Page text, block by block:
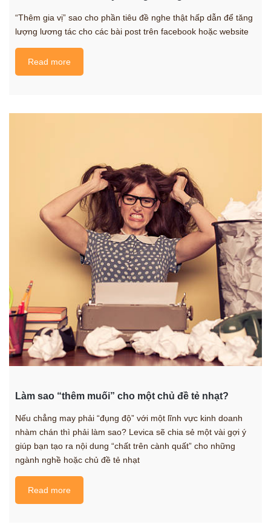
“Thêm gia vị” sao cho phần tiêu đề nghe thật hấp dẫn để tăng
lượng lương tác cho các bài post trên facebook hoặc website
Read more
Làm sao “thêm muối” cho một chủ đề tẻ nhạt?
Nếu chẳng may phải “đụng độ” với một lĩnh vực kinh doanh
nhàm chán thì phải làm sao? Levica sẽ chia sẻ một vài gợi ý
giúp bạn tạo ra nội dung “chất trên cành quất” cho những
ngành nghề hoặc chủ đề tẻ nhạt
Read more